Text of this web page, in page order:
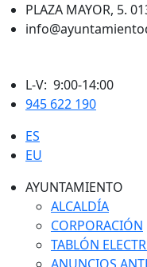
PLAZA MAYOR, 5.
L-V: 9:00-14:00
945 622 190
ES
EU
AYUNTAMIENTO
ALCALDÍA
CORPORACIÓN
TABLÓN